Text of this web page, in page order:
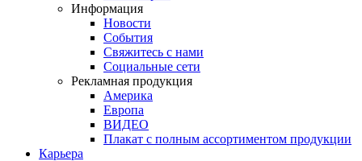
Информация
Новости
События
Свяжитесь с нами
Социальные сети
Рекламная продукция
Америка
Европа
ВИДЕО
Плакат с полным ассортиментом продукции
Карьера